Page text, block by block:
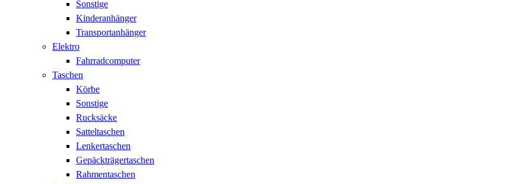
Sonstige
Kinderanhänger
Transportanhänger
Elektro
Fahrradcomputer
Taschen
Körbe
Sonstige
Rucksäcke
Satteltaschen
Lenkertaschen
Gepäckträgertaschen
Rahmentaschen